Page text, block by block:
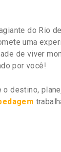
do Rio
uma
de viver
por você!
destino,